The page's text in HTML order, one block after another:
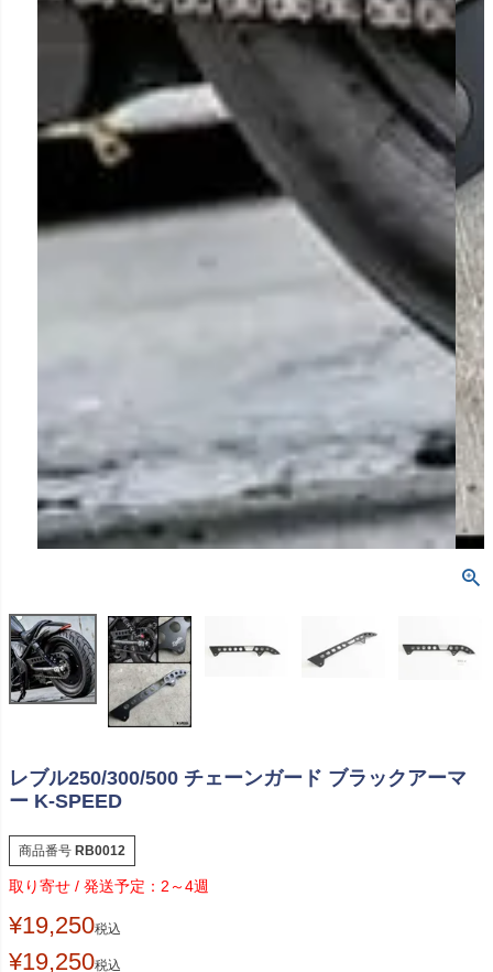
レブル250/300/500 チェーンガード ブラックアーマ
ー K-SPEED
商品番号 RB0012
2～4週
¥19,250税込
¥19,250税込